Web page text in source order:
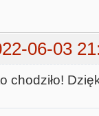
06-03
chodziło!